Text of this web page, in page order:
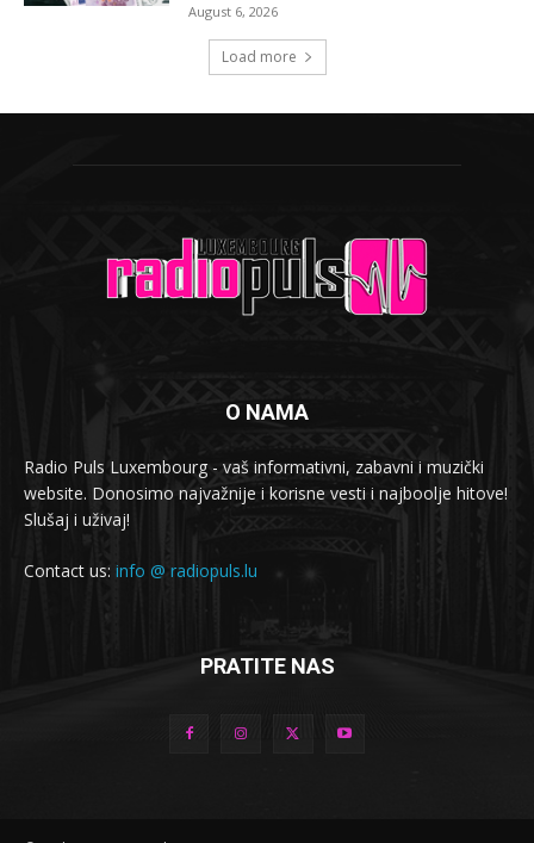
August 6, 2026
Load more
O NAMA
Radio Puls Luxembourg - vaš informativni, zabavni i muzički
website. Donosimo najvažnije i korisne vesti i najboolje hitove!
Slušaj i uživaj!
Contact us: info @ radiopuls.lu
PRATITE NAS